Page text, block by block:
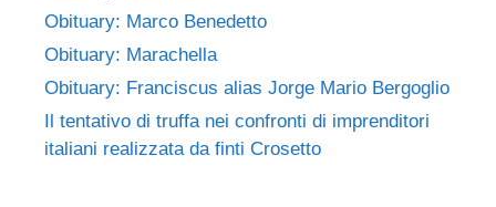
Obituary: Marco Benedetto
Obituary: Marachella
Obituary: Franciscus alias Jorge Mario Bergoglio
Il tentativo di truffa nei confronti di imprenditori
italiani realizzata da finti Crosetto